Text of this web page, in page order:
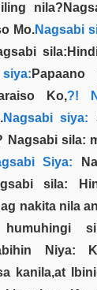
Mo.Nagsabi
Ko,?!
Nagsabi siya:
Nagsabi sila:
Siya:
sila:
nakita nila
humuhingi
Niya:
kanila,at